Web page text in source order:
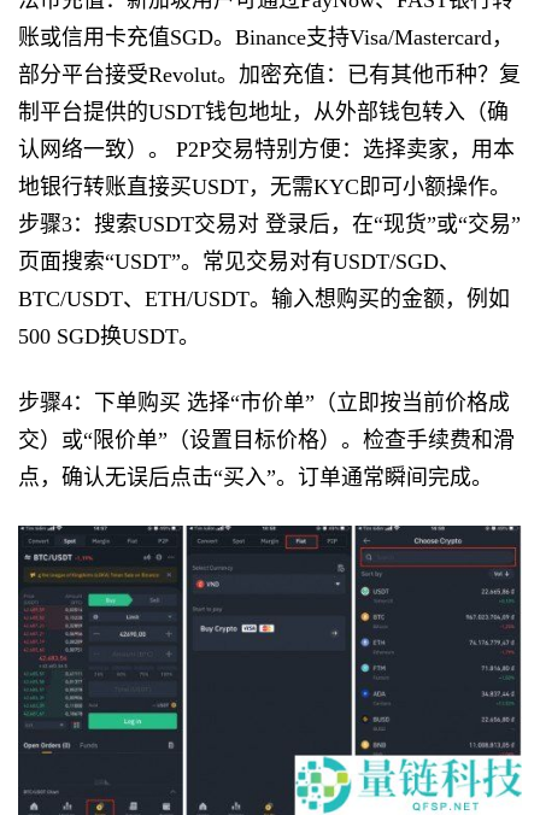
账或信用卡充值SGD。Binance支持Visa/Mastercard，
部分平台接受Revolut。加密充值：已有其他币种？复
制平台提供的USDT钱包地址，从外部钱包转入（确
认网络一致）。 P2P交易特别方便：选择卖家，用本
地银行转账直接买USDT，无需KYC即可小额操作。
步骤3：搜索USDT交易对 登录后，在“现货”或“交易”
页面搜索“USDT”。常见交易对有USDT/SGD、
BTC/USDT、ETH/USDT。输入想购买的金额，例如
500 SGD换USDT。
步骤4：下单购买 选择“市价单”（立即按当前价格成
交）或“限价单”（设置目标价格）。检查手续费和滑
点，确认无误后点击“买入”。订单通常瞬间完成。